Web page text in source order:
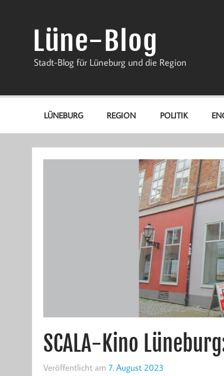
Lüne-Blog
Stadt-Blog für Lüneburg und die Region
LÜNEBURG REGION POLITIK
SCALA-Kino
Veröffentlicht am 7. August 2023